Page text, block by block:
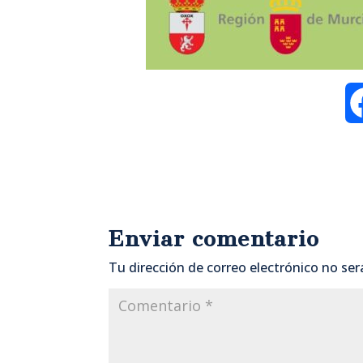
Enviar comentario
Tu dirección de correo electrónico no